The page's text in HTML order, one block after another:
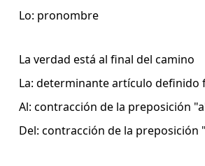
Lo: pronombre
La verdad está al final del camino
La: determinante artículo definido
Al: contracción de la preposición
Del: contracción de la